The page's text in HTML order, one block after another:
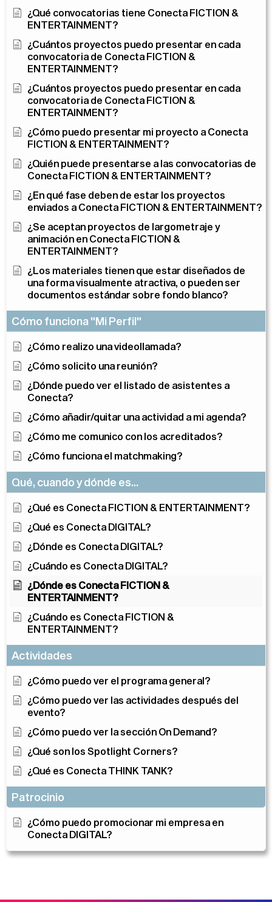
¿Qué convocatorias tiene Conecta FICTION &
ENTERTAINMENT?
¿Cuántos proyectos puedo presentar en cada
convocatoria de Conecta FICTION &
ENTERTAINMENT?
¿Cuántos proyectos puedo presentar en cada
convocatoria de Conecta FICTION &
ENTERTAINMENT?
¿Cómo puedo presentar mi proyecto a Conecta
FICTION & ENTERTAINMENT?
¿Quién puede presentarse a las convocatorias de
Conecta FICTION & ENTERTAINMENT?
¿En qué fase deben de estar los proyectos
enviados a Conecta FICTION & ENTERTAINMENT?
¿Se aceptan proyectos de largometraje y
animación en Conecta FICTION &
ENTERTAINMENT?
¿Los materiales tienen que estar diseñados de
una forma visualmente atractiva, o pueden ser
documentos estándar sobre fondo blanco?
Cómo funciona "Mi Perfil"
¿Cómo realizo una videollamada?
¿Cómo solicito una reunión?
¿Dónde puedo ver el listado de asistentes a
Conecta?
¿Cómo añadir/quitar una actividad a mi agenda?
¿Cómo me comunico con los acreditados?
¿Cómo funciona el matchmaking?
Qué, cuando y dónde es...
¿Qué es Conecta FICTION & ENTERTAINMENT?
¿Qué es Conecta DIGITAL?
¿Dónde es Conecta DIGITAL?
¿Cuándo es Conecta DIGITAL?
¿Dónde es Conecta FICTION &
ENTERTAINMENT?
¿Cuándo es Conecta FICTION &
ENTERTAINMENT?
Actividades
¿Cómo puedo ver el programa general?
¿Cómo puedo ver las actividades después del
evento?
¿Cómo puedo ver la sección On Demand?
¿Qué son los Spotlight Corners?
¿Qué es Conecta THINK TANK?
Patrocinio
¿Cómo puedo promocionar mi empresa en
Conecta DIGITAL?